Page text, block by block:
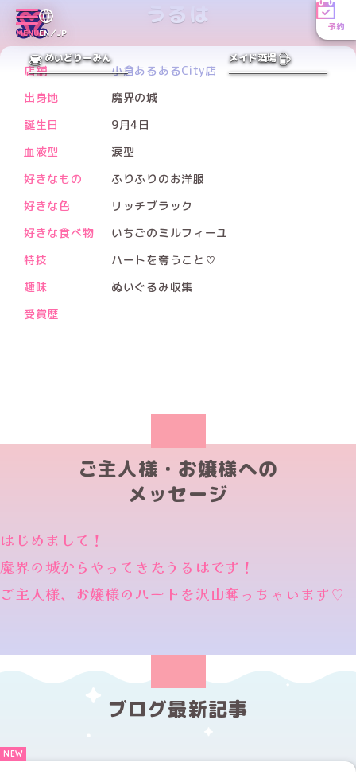
MENUEN／JP
予約
めいどりーみん メイド酒場
うるは
PREV NEXT
Xアカウント
店舗
小倉あるあるCity店
出身地
魔界の城
誕生日
9月4日
血液型
涙型
好きなもの
ふりふりのお洋服
好きな色
リッチブラック
好きな食べ物
いちごのミルフィーユ
特技
ハートを奪うこと♡
趣味
ぬいぐるみ収集
受賞歴
ご主人様・お嬢様への
メッセージ
はじめまして！
魔界の城からやってきたうるはです！
ご主人様、お嬢様のハートを沢山奪っちゃいます♡
ブログ最新記事